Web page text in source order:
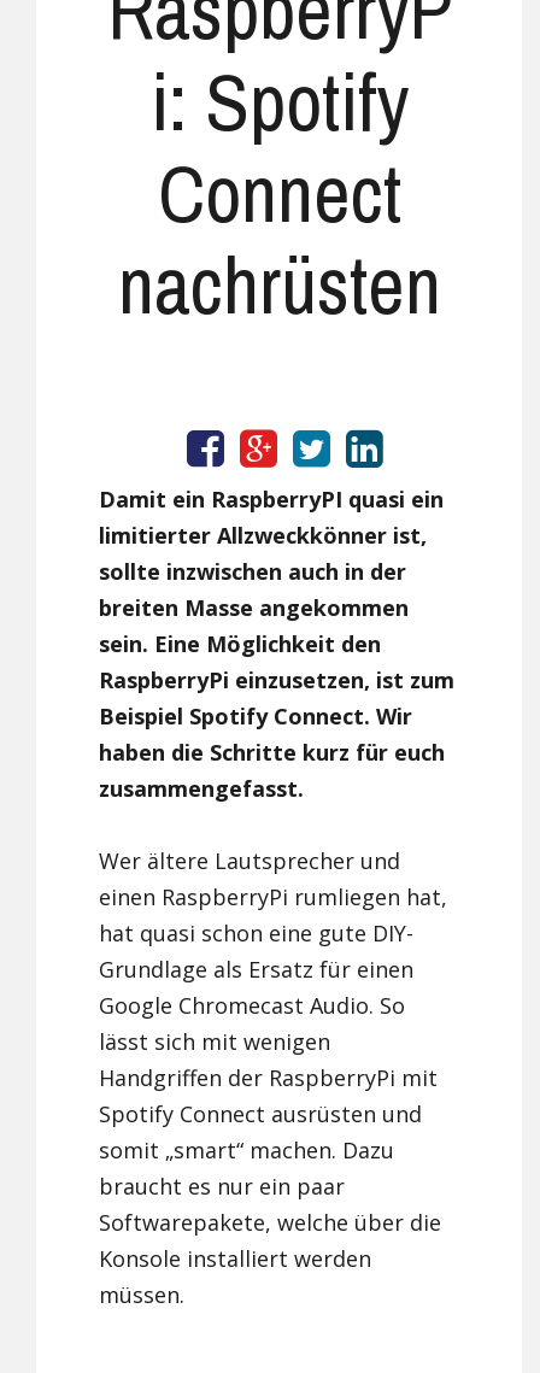
i: Spotify
Connect
nachrüsten
Damit ein RaspberryPI quasi ein
limitierter Allzweckkönner ist,
sollte inzwischen auch in der
breiten Masse angekommen
sein. Eine Möglichkeit den
RaspberryPi einzusetzen, ist zum
Beispiel Spotify Connect. Wir
haben die Schritte kurz für euch
zusammengefasst.
Wer ältere Lautsprecher und
einen RaspberryPi rumliegen hat,
hat quasi schon eine gute DIY-
Grundlage als Ersatz für einen
Google Chromecast Audio. So
lässt sich mit wenigen
Handgriffen der RaspberryPi mit
Spotify Connect ausrüsten und
somit „smart“ machen. Dazu
braucht es nur ein paar
Softwarepakete, welche über die
Konsole installiert werden
müssen.